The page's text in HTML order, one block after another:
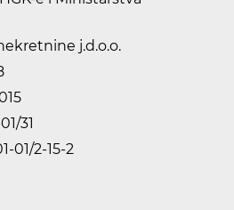
j.d.o.o.
31
01/2-15-2